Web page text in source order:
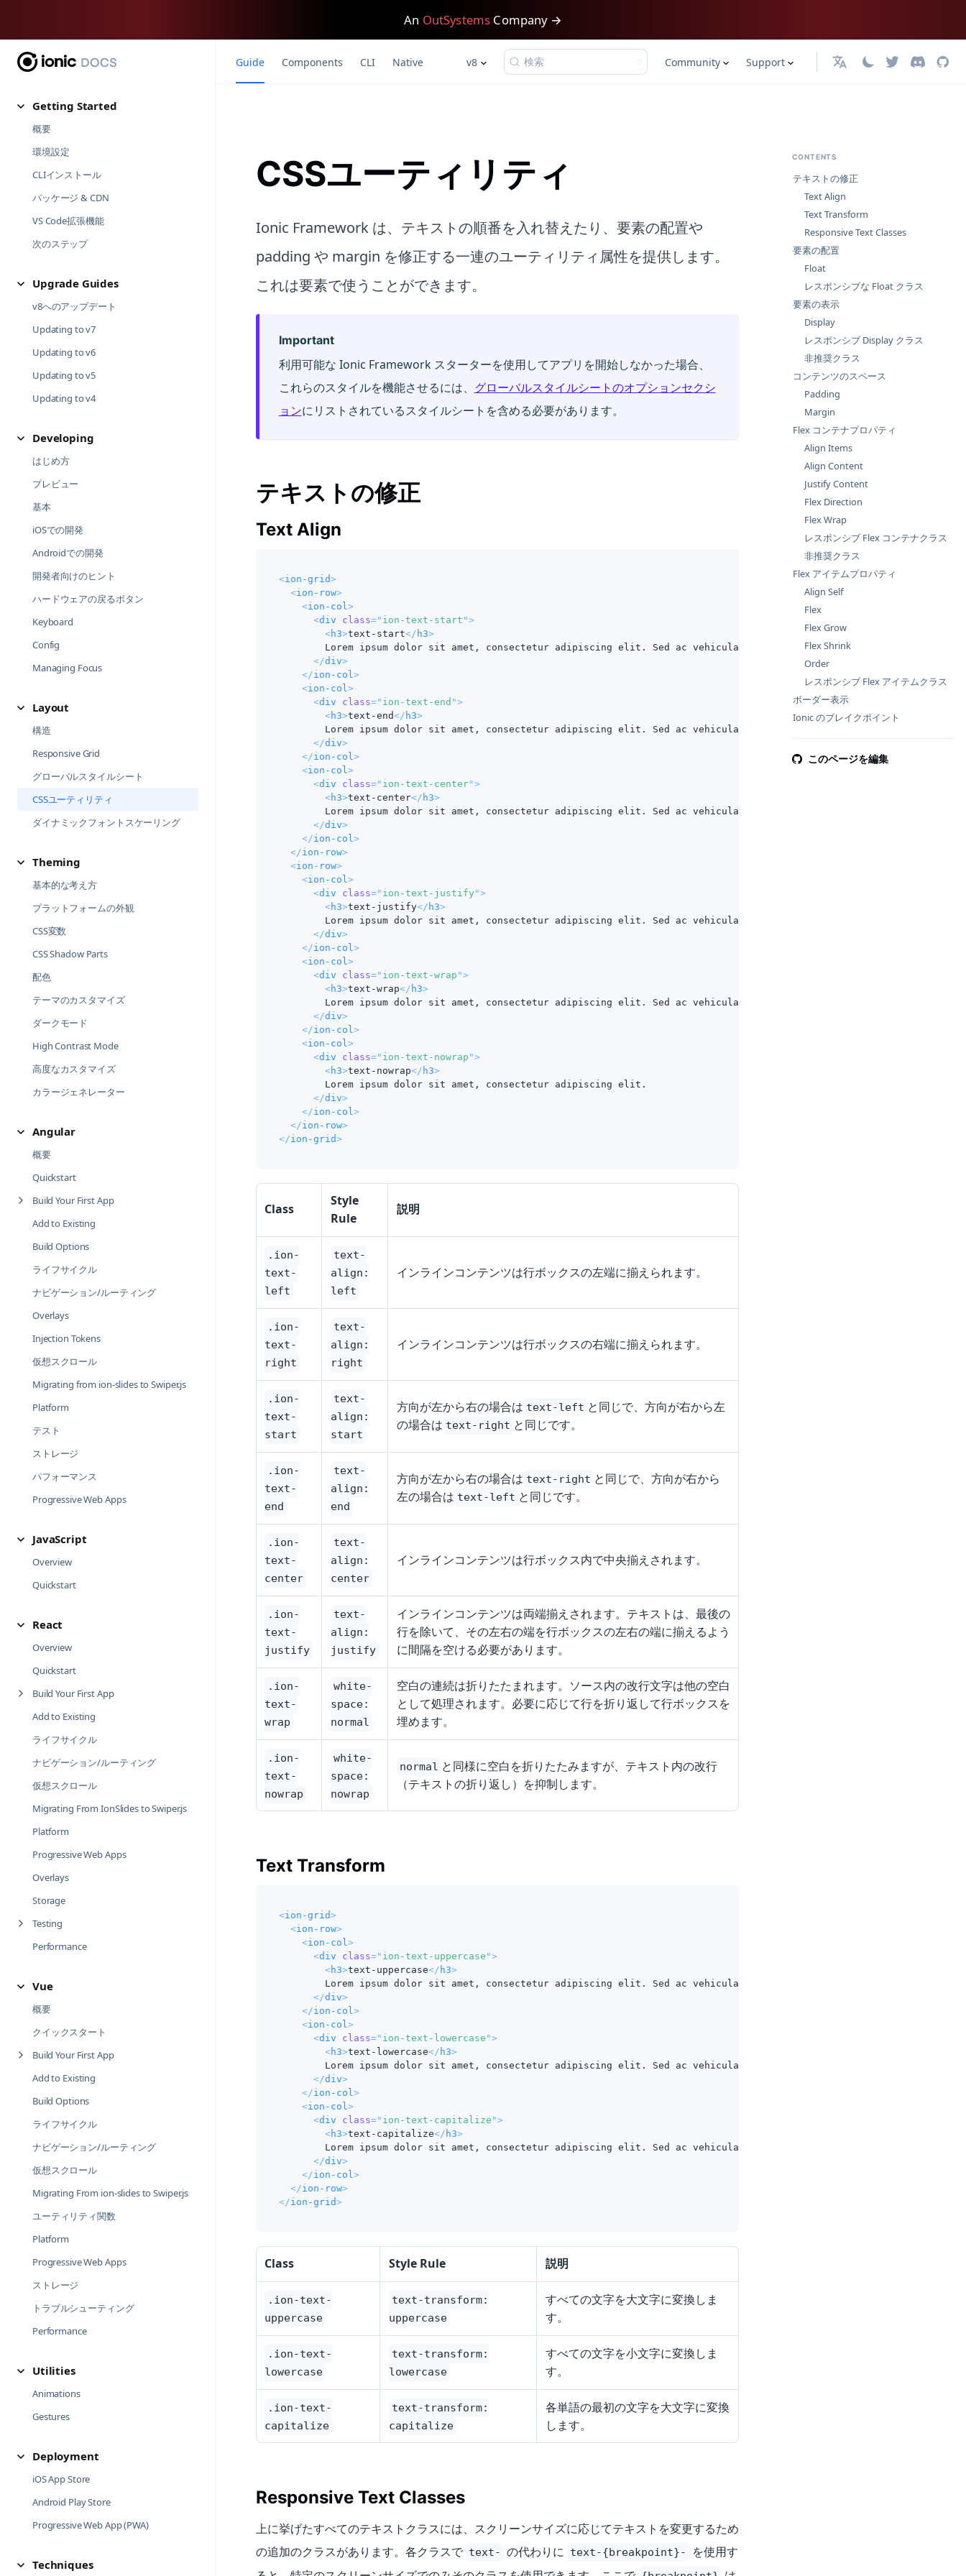
An OutSystems Company →
Getting Started
概要
環境設定
CLIインストール
パッケージ & CDN
VS Code拡張機能
次のステップ
Upgrade Guides
v8へのアップデート
Updating to v7
Updating to v6
Updating to v5
Updating to v4
Developing
はじめ方
プレビュー
基本
iOSでの開発
Androidでの開発
開発者向けのヒント
ハードウェアの戻るボタン
Keyboard
Config
Managing Focus
Layout
構造
Responsive Grid
グローバルスタイルシート
CSSユーティリティ
ダイナミックフォントスケーリング
Theming
基本的な考え方
プラットフォームの外観
CSS変数
CSS Shadow Parts
配色
テーマのカスタマイズ
ダークモード
High Contrast Mode
高度なカスタマイズ
カラージェネレーター
Angular
概要
Quickstart
Build Your First App
Add to Existing
Build Options
ライフサイクル
ナビゲーション/ルーティング
Overlays
Injection Tokens
仮想スクロール
Migrating from ion-slides to Swiper.js
Platform
テスト
ストレージ
パフォーマンス
Progressive Web Apps
JavaScript
Overview
Quickstart
React
Overview
Quickstart
Build Your First App
Add to Existing
ライフサイクル
ナビゲーション/ルーティング
仮想スクロール
Migrating From IonSlides to Swiper.js
Platform
Progressive Web Apps
Overlays
Storage
Testing
Performance
Vue
概要
クイックスタート
Build Your First App
Add to Existing
Build Options
ライフサイクル
ナビゲーション/ルーティング
仮想スクロール
Migrating From ion-slides to Swiper.js
ユーティリティ関数
Platform
Progressive Web Apps
ストレージ
トラブルシューティング
Performance
Utilities
Animations
Gestures
Deployment
iOS App Store
Android Play Store
Progressive Web App (PWA)
Techniques
Guide Components CLI Native v8 検索 Community Support 日本語
CSSユーティリティ
Ionic Framework は、テキストの順番を入れ替えたり、要素の配置や
padding や margin を修正する一連のユーティリティ属性を提供します。
これは要素で使うことができます。
Important
利用可能な Ionic Framework スターターを使用してアプリを開始しなかった場合、
これらのスタイルを機能させるには、 グローバルスタイルシートのオプションセクシ
ョンにリストされているスタイルシートを含める必要があります。
テキストの修正
Text Align
<ion-grid>
<ion-row>
<ion-col >
<div class=" ion-text-start ">
<h3>text-start</ h3>
        Lorem ipsum dolor sit amet, consectetur adipiscing elit. Sed ac vehicula lorem.
</div>
</ion-col >
<ion-col >
<div class=" ion-text-end ">
<h3>text-end</ h3>
        Lorem ipsum dolor sit amet, consectetur adipiscing elit. Sed ac vehicula lorem.
</div>
</ion-col >
<ion-col >
<div class=" ion-text-center">
<h3>text-center</ h3>
        Lorem ipsum dolor sit amet, consectetur adipiscing elit. Sed ac vehicula lorem.
</div>
</ion-col >
</ion-row>
<ion-row>
<ion-col >
<div class=" ion-text-justify ">
<h3>text-justify</ h3>
        Lorem ipsum dolor sit amet, consectetur adipiscing elit. Sed ac vehicula lorem.
</div>
</ion-col >
<ion-col >
<div class=" ion-text-wrap ">
<h3>text-wrap</ h3>
        Lorem ipsum dolor sit amet, consectetur adipiscing elit. Sed ac vehicula lorem.
</div>
</ion-col >
<ion-col >
<div class=" ion-text-nowrap ">
<h3>text-nowrap</ h3>
        Lorem ipsum dolor sit amet, consectetur adipiscing elit.
</div>
</ion-col >
</ion-row>
</ion-grid>
Class
Style
Rule
説明
.ion-
text-
left
text-
align:
left
インラインコンテンツは行ボックスの左端に揃えられます。
.ion-
text-
right
text-
align:
right
インラインコンテンツは行ボックスの右端に揃えられます。
.ion-
text-
start
text-
align:
start
方向が左から右の場合は text-left と同じで、方向が右から左
の場合は text-right と同じです。
.ion-
text-
end
text-
align:
end
方向が左から右の場合は text-right と同じで、方向が右から
左の場合は text-left と同じです。
.ion-
text-
center
text-
align:
center
インラインコンテンツは行ボックス内で中央揃えされます。
.ion-
text-
justify
text-
align:
justify
インラインコンテンツは両端揃えされます。テキストは、最後の
行を除いて、その左右の端を行ボックスの左右の端に揃えるよう
に間隔を空ける必要があります。
.ion-
text-
wrap
white-
space:
normal
空白の連続は折りたたまれます。ソース内の改行文字は他の空白
として処理されます。必要に応じて行を折り返して行ボックスを
埋めます。
.ion-
text-
nowrap
white-
space:
nowrap
normal と同様に空白を折りたたみますが、テキスト内の改行
（テキストの折り返し）を抑制します。
Text Transform
<ion-grid>
<ion-row>
<ion-col >
<div class=" ion-text-uppercase ">
<h3>text-uppercase</ h3>
        Lorem ipsum dolor sit amet, consectetur adipiscing elit. Sed ac vehicula lorem.
</div>
</ion-col >
<ion-col >
<div class=" ion-text-lowercase ">
<h3>text-lowercase</ h3>
        Lorem ipsum dolor sit amet, consectetur adipiscing elit. Sed ac vehicula lorem.
</div>
</ion-col >
<ion-col >
<div class=" ion-text-capitalize ">
<h3>text-capitalize</ h3>
        Lorem ipsum dolor sit amet, consectetur adipiscing elit. Sed ac vehicula lorem.
</div>
</ion-col >
</ion-row>
</ion-grid>
Class Style Rule 説明
.ion-text-
uppercase
text-transform:
uppercase
すべての文字を大文字に変換しま
す。
.ion-text-
lowercase
text-transform:
lowercase
すべての文字を小文字に変換しま
す。
.ion-text-
capitalize
text-transform:
capitalize
各単語の最初の文字を大文字に変換
します。
Responsive Text Classes
上に挙げたすべてのテキストクラスには、スクリーンサイズに応じてテキストを変更するため
の追加のクラスがあります。各クラスで text- の代わりに text-{breakpoint}-
を使用す
CONTENTS
テキストの修正
Text Align
Text Transform
Responsive Text Classes
要素の配置
Float
レスポンシブな Float クラス
要素の表示
Display
レスポンシブ Display クラス
非推奨クラス
コンテンツのスペース
Padding
Margin
Flex コンテナプロパティ
Align Items
Align Content
Justify Content
Flex Direction
Flex Wrap
レスポンシブ Flex コンテナクラス
非推奨クラス
Flex アイテムプロパティ
Align Self
Flex
Flex Grow
Flex Shrink
Order
レスポンシブ Flex アイテムクラス
ボーダー表示
Ionic のブレイクポイント
このページを編集